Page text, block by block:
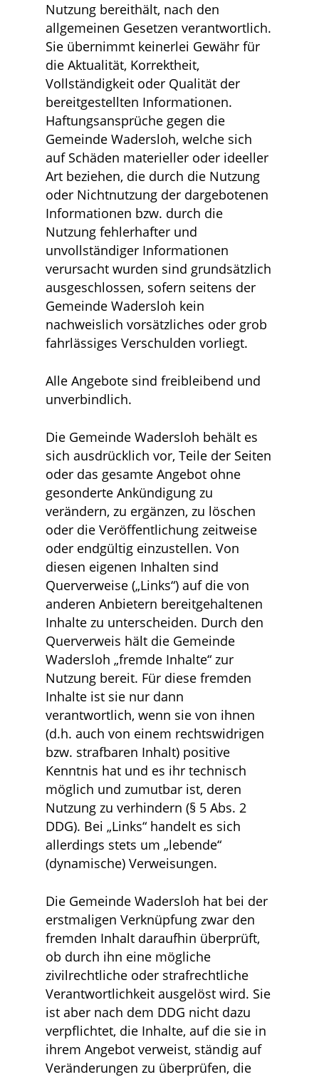
Nutzung bereithält, nach den
allgemeinen Gesetzen verantwortlich.
Sie übernimmt keinerlei Gewähr für
die Aktualität, Korrektheit,
Vollständigkeit oder Qualität der
bereitgestellten Informationen.
Haftungsansprüche gegen die
Gemeinde Wadersloh, welche sich
auf Schäden materieller oder ideeller
Art beziehen, die durch die Nutzung
oder Nichtnutzung der dargebotenen
Informationen bzw. durch die
Nutzung fehlerhafter und
unvollständiger Informationen
verursacht wurden sind grundsätzlich
ausgeschlossen, sofern seitens der
Gemeinde Wadersloh kein
nachweislich vorsätzliches oder grob
fahrlässiges Verschulden vorliegt.
Alle Angebote sind freibleibend und
unverbindlich.
Die Gemeinde Wadersloh behält es
sich ausdrücklich vor, Teile der Seiten
oder das gesamte Angebot ohne
gesonderte Ankündigung zu
verändern, zu ergänzen, zu löschen
oder die Veröffentlichung zeitweise
oder endgültig einzustellen. Von
diesen eigenen Inhalten sind
Querverweise („Links“) auf die von
anderen Anbietern bereitgehaltenen
Inhalte zu unterscheiden. Durch den
Querverweis hält die Gemeinde
Wadersloh „fremde Inhalte“ zur
Nutzung bereit. Für diese fremden
Inhalte ist sie nur dann
verantwortlich, wenn sie von ihnen
(d.h. auch von einem rechtswidrigen
bzw. strafbaren Inhalt) positive
Kenntnis hat und es ihr technisch
möglich und zumutbar ist, deren
Nutzung zu verhindern (§ 5 Abs. 2
DDG). Bei „Links“ handelt es sich
allerdings stets um „lebende“
(dynamische) Verweisungen.
Die Gemeinde Wadersloh hat bei der
erstmaligen Verknüpfung zwar den
fremden Inhalt daraufhin überprüft,
ob durch ihn eine mögliche
zivilrechtliche oder strafrechtliche
Verantwortlichkeit ausgelöst wird. Sie
ist aber nach dem DDG nicht dazu
verpflichtet, die Inhalte, auf die sie in
ihrem Angebot verweist, ständig auf
Veränderungen zu überprüfen, die